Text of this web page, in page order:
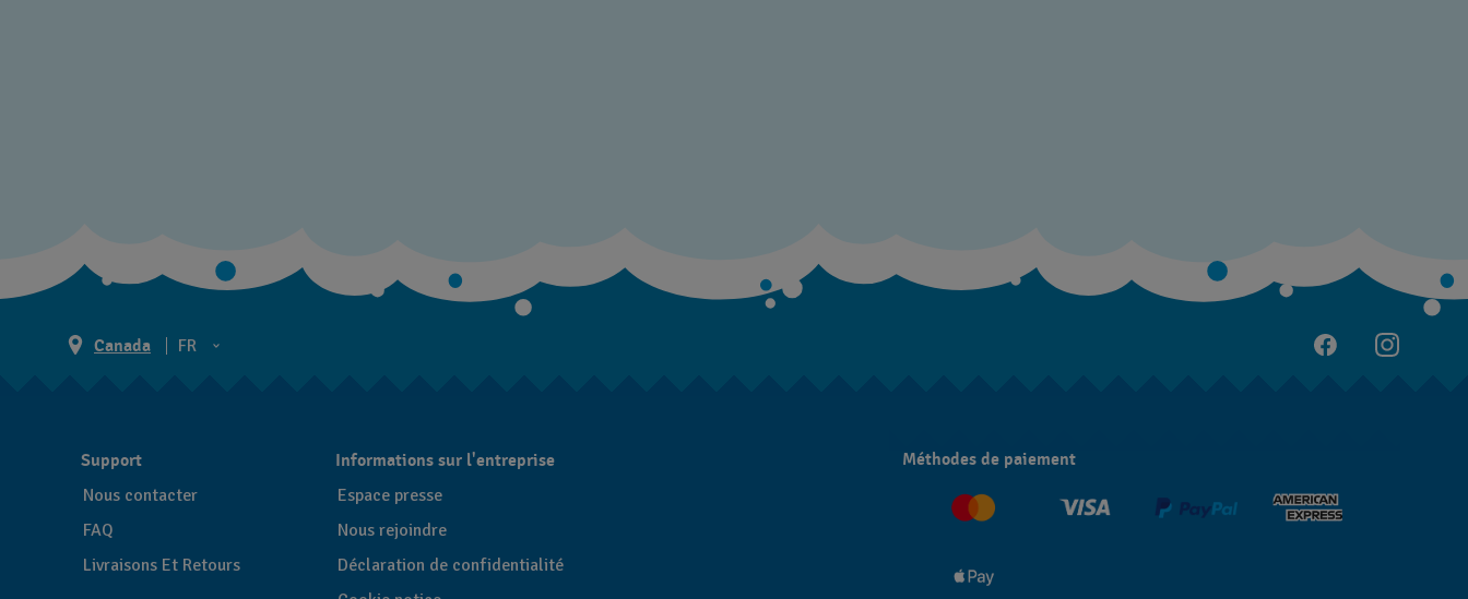
Canada
FR
Support
Nous contacter
FAQ
Livraisons Et Retours
Informations sur l'entreprise
Espace presse
Nous rejoindre
Déclaration de confidentialité
Méthodes de paiement